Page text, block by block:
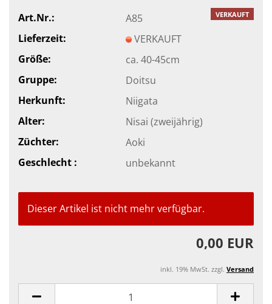
VERKAUFT
Art.Nr.:
A85
Lieferzeit:
VERKAUFT
Größe:
ca. 40-45cm
Gruppe:
Doitsu
Herkunft:
Niigata
Alter:
Nisai (zweijährig)
Züchter:
Aoki
Geschlecht :
unbekannt
Dieser Artikel ist nicht mehr verfügbar.
0,00 EUR
inkl. 19% MwSt. zzgl. Versand